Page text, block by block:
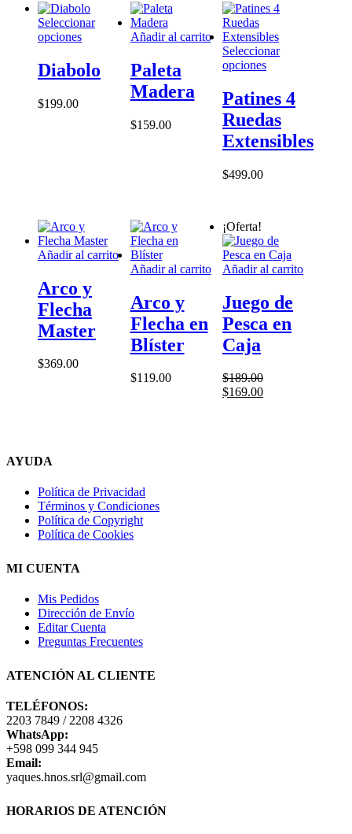
producto
de
producto
$89.00.
$79.00.
producto
Seleccionar
opcionesEste
tiene
múltiples
producto
Diabolo
$199.00
Añadir al carrito
Paleta
Madera
$159.00
Seleccionar
opcionesEste
tiene
múltiples
variantes.
Las
opciones
página
de
producto
Patines 4
Ruedas
Extensibles
$499.00
Añadir al carrito
Arco y
Flecha
Master
$369.00
Añadir al carrito
Arco y
Flecha en
Blíster
$119.00
¡Oferta!
Añadir al carrito
Juego de
Pesca en
Caja
$189.00
El
$169.00El
AYUDA
Política de Privacidad
Términos y Condiciones
Política de Copyright
Política de Cookies
MI CUENTA
Mis Pedidos
Dirección de Envío
Editar Cuenta
Preguntas Frecuentes
ATENCIÓN AL CLIENTE
TELÉFONOS:
2203 7849 / 2208 4326
WhatsApp:
+598 099 344 945
Email:
yaques.hnos.srl@gmail.com
HORARIOS DE ATENCIÓN